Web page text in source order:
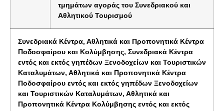
τμημάτων αγοράς του Συνεδριακού και
Αθλητικού Τουρισμού
Συνεδριακά Κέντρα, Αθλητικά και Προπονητικά Κέντρα
Ποδοσφαίρου και Κολύμβησης, Συνεδριακά Κέντρα
εντός και εκτός γηπέδων Ξενοδοχείων και Τουριστικών
Καταλυμάτων, Αθλητικά και Προπονητικά Κέντρα
Ποδοσφαίρου εντός και εκτός γηπέδων Ξενοδοχείων
και Τουριστικών Καταλυμάτων, Αθλητικά και
Προπονητικά Κέντρα Κολύμβησης εντός και εκτός